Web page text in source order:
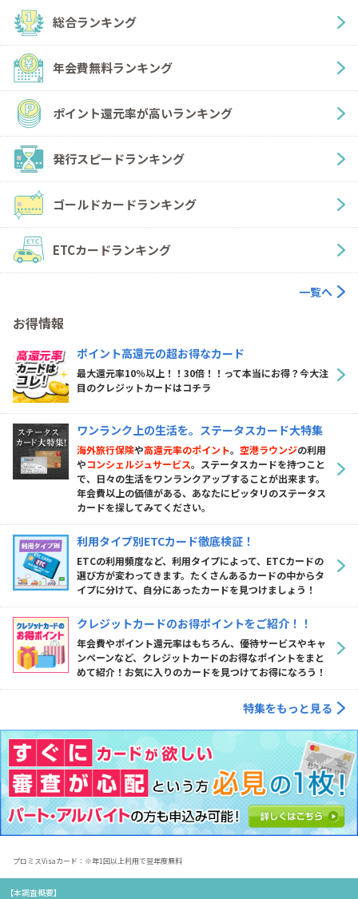
総合ランキング
年会費無料ランキング
ポイント還元率が高いランキング
発行スピードランキング
ゴールドカードランキング
ETCカードランキング
一覧へ
お得情報
ポイント高還元の超お得なカード
最大還元率10％以上！！30倍！！って本当にお得？今大注
目のクレジットカードはコチラ
ワンランク上の生活を。ステータスカード大特集
海外旅行保険や高還元率のポイント。 空港ラウンジの利用
やコンシェルジュサービス。ステータスカードを持つこと
で、日々の生活をワンランクアップすることが出来ます。
年会費以上の価値がある、あなたにピッタリのステータス
カードを探してみてください。
利用タイプ別ETCカード徹底検証！
ETCの利用頻度など、利用タイプによって、ETCカードの
選び方が変わってきます。たくさんあるカードの中からタ
イプに分けて、自分にあったカードを見つけましょう！
クレジットカードのお得ポイントをご紹介！！
年会費やポイント還元率はもちろん、優待サービスやキャ
ンペーンなど、クレジットカードのお得なポイントをまと
めて紹介！お気に入りのカードを見つけてお得になろう！
特集をもっと見る
プロミスVisaカード：※年1回以上利用で翌年度無料
【本調査概要】